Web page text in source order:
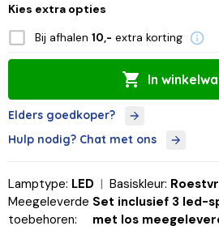
Kies extra opties
Bij afhalen 10,- extra korting
In
Elders goedkoper?
Hulp nodig? Chat met ons
Lamptype: LED Basiskleur:
Meegeleverde
toebehoren:
Set inclusief 3 led-
met los